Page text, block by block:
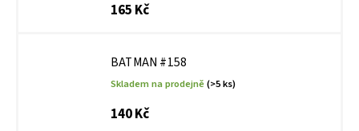
165 Kč
BATMAN #158
Skladem na prodejně(>5 ks)
140 Kč